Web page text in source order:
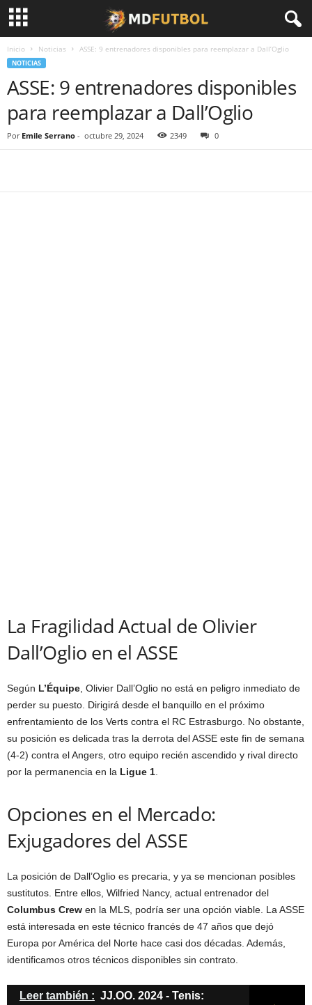
Inicio Noticias ASSE: 9 entrenadores disponibles para reemplazar a Dall’Oglio
NOTICIAS
ASSE: 9 entrenadores disponibles
para reemplazar a Dall’Oglio
Por Emile Serrano - octubre 29, 2024 2349 0
La Fragilidad Actual de Olivier
Dall’Oglio en el ASSE
Según L’Équipe, Olivier Dall’Oglio no está en peligro inmediato de
perder su puesto. Dirigirá desde el banquillo en el próximo
enfrentamiento de los Verts contra el RC Estrasburgo. No obstante,
su posición es delicada tras la derrota del ASSE este fin de semana
(4-2) contra el Angers, otro equipo recién ascendido y rival directo
por la permanencia en la Ligue 1.
Opciones en el Mercado:
Exjugadores del ASSE
La posición de Dall’Oglio es precaria, y ya se mencionan posibles
sustitutos. Entre ellos, Wilfried Nancy, actual entrenador del
Columbus Crew en la MLS, podría ser una opción viable. La ASSE
está interesada en este técnico francés de 47 años que dejó
Europa por América del Norte hace casi dos décadas. Además,
identificamos otros técnicos disponibles sin contrato.
Leer también : JJ.OO. 2024 - Tenis: